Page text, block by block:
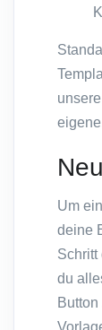
Um
deine
Schritt
du